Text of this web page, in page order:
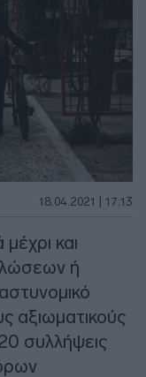
18.04.2021 | 17:13
και
ή
αξιωματικούς
συλλήψεις